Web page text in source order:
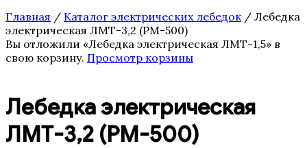
Главная / Каталог электрических лебедок/ Лебедка
электрическая ЛМТ-3,2 (РМ-500)
Вы отложили «Лебедка электрическая ЛМТ-1,5» в
свою корзину. Просмотр корзины
Лебедка электрическая
ЛМТ-3,2 (РМ-500)